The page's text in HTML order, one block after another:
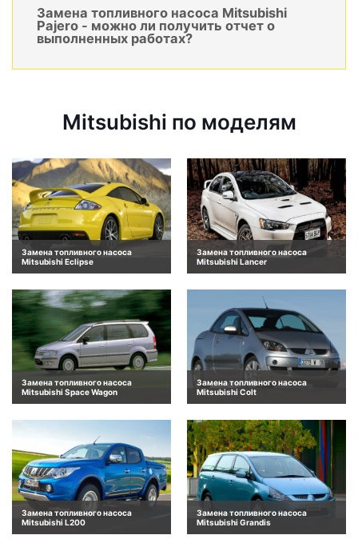
Замена топливного насоса Mitsubishi
Pajero - можно ли получить отчет о
выполненных работах?
Mitsubishi по моделям
Замена топливного насоса
Mitsubishi Eclipse
Замена топливного насоса
Mitsubishi Lancer
Замена топливного насоса
Mitsubishi Space Wagon
Замена топливного насоса
Mitsubishi Colt
Замена топливного насоса
Mitsubishi L200
Замена топливного насоса
Mitsubishi Grandis